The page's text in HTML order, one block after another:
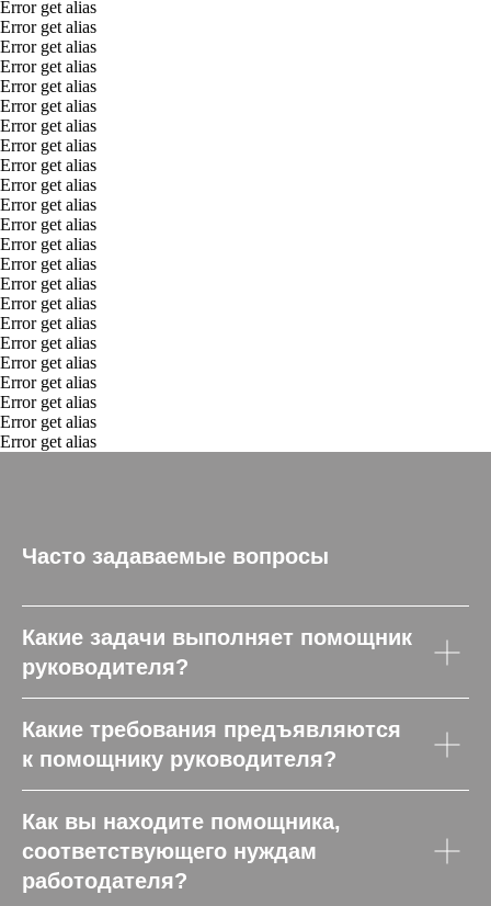
Error get alias
Error get alias
Error get alias
Error get alias
Error get alias
Error get alias
Error get alias
Error get alias
Error get alias
Error get alias
Error get alias
Error get alias
Error get alias
Error get alias
Error get alias
Error get alias
Error get alias
Error get alias
Error get alias
Error get alias
Error get alias
Error get alias
Error get alias
Часто задаваемые вопросы
Какие задачи выполняет помощник
руководителя?
Какие требования предъявляются
к помощнику руководителя?
Как вы находите помощника,
соответствующего нуждам
работодателя?